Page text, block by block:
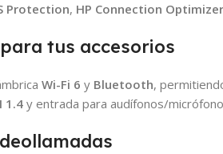
Protection, HP Connection Optimizer
tus accesorios
Wi-Fi 6 y Bluetooth,
1.4 y entrada para audífonos/